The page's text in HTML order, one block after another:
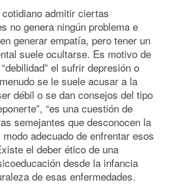
admitir ciertas
no genera ningún problema e
generar empatía, pero tener un
suele ocultarse. Es motivo de
el sufrir depresión o
se le suele acusar a la
débil o se dan consejos del tipo
“es una cuestión de
semejantes que desconocen la
adecuado de enfrentar esos
el deber ético de una
desde la infancia
de esas enfermedades.